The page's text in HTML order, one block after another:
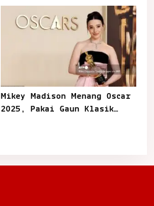
Mikey Madison Menang Oscar
2025, Pakai Gaun Klasik